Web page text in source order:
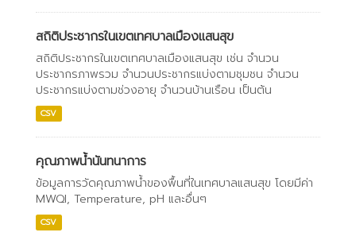
สถิติประชากรในเขตเทศบาลเมืองแสนสุข
สถิติประชากรในเขตเทศบาลเมืองแสนสุข เช่น จำนวน
ประชากรภาพรวม จำนวนประชากรแบ่งตามชุมชน จำนวน
ประชากรแบ่งตามช่วงอายุ จำนวนบ้านเรือน เป็นต้น
CSV
คุณภาพน้ำนันทนาการ
ข้อมูลการวัดคุณภาพน้ำของพื้นที่ในเทศบาลแสนสุข โดยมีค่า
MWQI, Temperature, pH และอื่นๆ
CSV